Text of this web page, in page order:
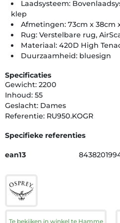
Laadsysteem:
klep
Afmetingen: 73cm x 38cm
Rug: Verstelbare rug,
Materiaal: 420D High
Duurzaamheid: bluesign
Specificaties
Gewicht: 2200
Inhoud: 55
Geslacht: Dames
Referentie: RU950.KOGR
Specifieke referenties
ean13
Te bekijken in winkel te Hamme